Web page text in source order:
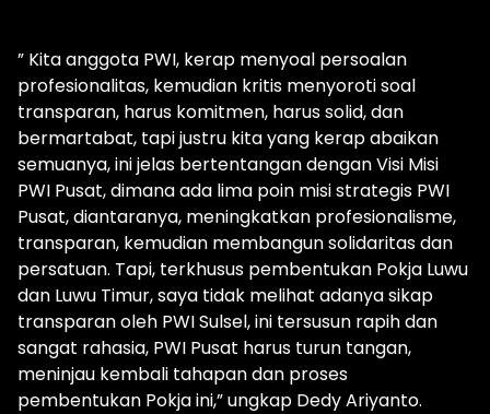
” Kita anggota PWI, kerap menyoal persoalan
profesionalitas, kemudian kritis menyoroti soal
transparan, harus komitmen, harus solid, dan
bermartabat, tapi justru kita yang kerap abaikan
semuanya, ini jelas bertentangan dengan Visi Misi
PWI Pusat, dimana ada lima poin misi strategis PWI
Pusat, diantaranya, meningkatkan profesionalisme,
transparan, kemudian membangun solidaritas dan
persatuan. Tapi, terkhusus pembentukan Pokja Luwu
dan Luwu Timur, saya tidak melihat adanya sikap
transparan oleh PWI Sulsel, ini tersusun rapih dan
sangat rahasia, PWI Pusat harus turun tangan,
meninjau kembali tahapan dan proses
pembentukan Pokja ini,” ungkap Dedy Ariyanto.